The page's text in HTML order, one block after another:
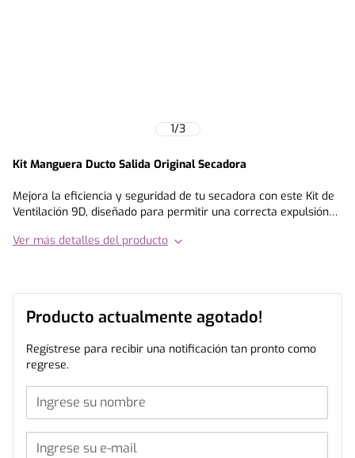
1/3
Kit Manguera Ducto Salida Original Secadora
Mejora la eficiencia y seguridad de tu secadora con este Kit de
Ventilación 9D, diseñado para permitir una correcta expulsión
secado. Este set incluye todo lo necesario para realizar la
Es el repuesto ideal para restaurar la ventilación original,
reemplazar un ducto deteriorado o realizar una instalación
completa en secadoras de 9 y 7 kg.
¿Para qué sirve?
El kit de ventilación dirige el aire húmedo hacia el exterior,
evitando acumulación de calor, humedad o pelusas dentro del
equipo o del ambiente.
Compatibilidad (Secadoras): Premium 9D | Mademsa 9D SZG |
Premium Care Pro 9D | 9D SZG Onix | 9D BZG | 9D MZG | 7D BZG
Ver más detalles del producto
Producto actualmente agotado!
Regístrese para recibir una notificación tan pronto como
regrese.